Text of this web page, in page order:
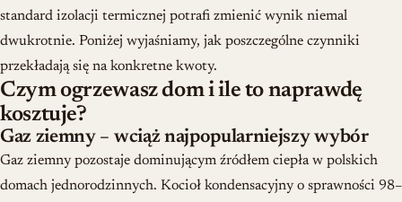
standard izolacji termicznej potrafi zmienić wynik niemal
dwukrotnie. Poniżej wyjaśniamy, jak poszczególne czynniki
przekładają się na konkretne kwoty.
Czym ogrzewasz dom i ile to naprawdę
kosztuje?
Gaz ziemny – wciąż najpopularniejszy wybór
Gaz ziemny pozostaje dominującym źródłem ciepła w polskich
domach jednorodzinnych. Kocioł kondensacyjny o sprawności 98–